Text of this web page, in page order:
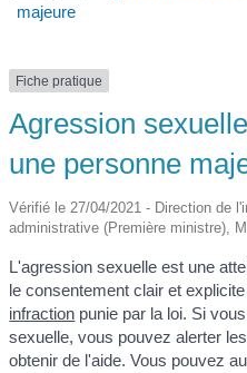
majeure
Fiche pratique
Agression
une personne
Vérifié le 27/04/2021 - Direction de
administrative (Première ministre),
L'agression sexuelle est une
le consentement clair et
infraction punie par la loi. Si
sexuelle, vous pouvez alerter
obtenir de l'aide. Vous pouvez